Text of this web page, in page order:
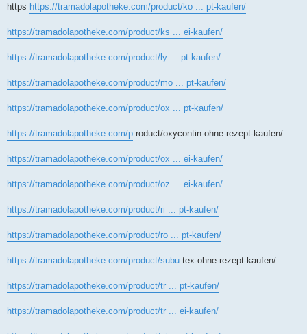
https https://tramadolapotheke.com/product/ko ... pt-kaufen/
https://tramadolapotheke.com/product/ks ... ei-kaufen/
https://tramadolapotheke.com/product/ly ... pt-kaufen/
https://tramadolapotheke.com/product/mo ... pt-kaufen/
https://tramadolapotheke.com/product/ox ... pt-kaufen/
https://tramadolapotheke.com/p roduct/oxycontin-ohne-rezept-kaufen/
https://tramadolapotheke.com/product/ox ... ei-kaufen/
https://tramadolapotheke.com/product/oz ... ei-kaufen/
https://tramadolapotheke.com/product/ri ... pt-kaufen/
https://tramadolapotheke.com/product/ro ... pt-kaufen/
https://tramadolapotheke.com/product/subu tex-ohne-rezept-kaufen/
https://tramadolapotheke.com/product/tr ... pt-kaufen/
https://tramadolapotheke.com/product/tr ... ei-kaufen/